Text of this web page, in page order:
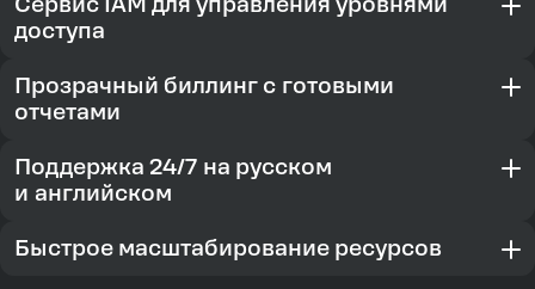
доступа
Прозрачный биллинг с готовыми
отчетами
Поддержка 24/7 на русском
и английском
Быстрое масштабирование ресурсов